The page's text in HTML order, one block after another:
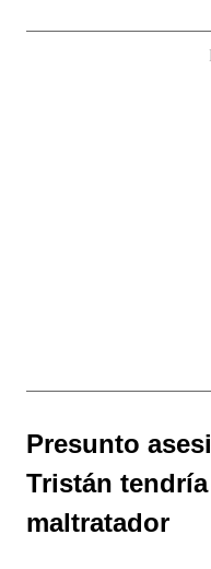
Presunto
Tristán
maltratador